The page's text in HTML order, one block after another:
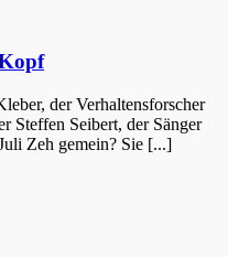
der Verhal­tens­for­scher
Steffen Seibert, der Sänger
Zeh gemein? Sie [...]